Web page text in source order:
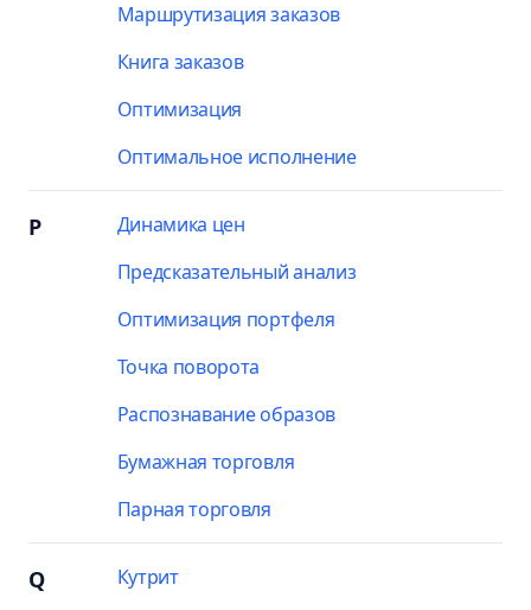
Маршрутизация заказов
Книга заказов
Оптимизация
Оптимальное исполнение
P
Динамика цен
Предсказательный анализ
Оптимизация портфеля
Точка поворота
Распознавание образов
Бумажная торговля
Парная торговля
Q
Кутрит